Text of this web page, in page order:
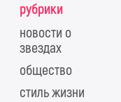
рубрики
новости о
звездах
общество
стиль жизни